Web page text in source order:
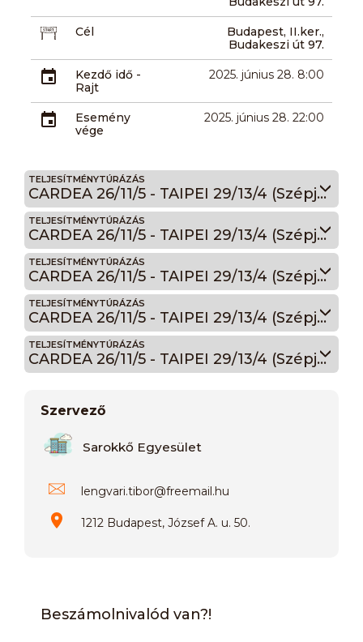
Cél
Budapest, II.ker.,
Budakeszi út 97.
Kezdő idő -
Rajt
2025. június 28. 8:00
Esemény
vége
2025. június 28. 22:00
TELJESÍTMÉNYTÚRÁZÁS
CARDEA 26/11/5 - TAIPEI 29/13/4 (Szépjuhászné Hétvége) 11
TELJESÍTMÉNYTÚRÁZÁS
CARDEA 26/11/5 - TAIPEI 29/13/4 (Szépjuhászné Hétvége) 5
TELJESÍTMÉNYTÚRÁZÁS
CARDEA 26/11/5 - TAIPEI 29/13/4 (Szépjuhászné Hétvége) 29
TELJESÍTMÉNYTÚRÁZÁS
CARDEA 26/11/5 - TAIPEI 29/13/4 (Szépjuhászné Hétvége) 13
TELJESÍTMÉNYTÚRÁZÁS
CARDEA 26/11/5 - TAIPEI 29/13/4 (Szépjuhászné Hétvége) 4
Szervező
Sarokkő Egyesület
lengvari.tibor@freemail.hu
1212 Budapest, József A. u. 50.
Beszámolnivalód van?!